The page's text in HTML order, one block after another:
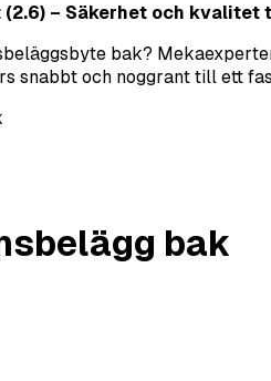
– Säkerhet och
bak?
snabbt och noggrant till ett
bak